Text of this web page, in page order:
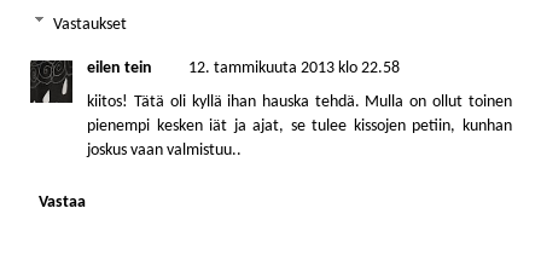
Vastaukset
eilen tein
12. tammikuuta 2013 klo 22.58
kiitos! Tätä oli kyllä ihan hauska tehdä. Mulla on ollut toinen
pienempi kesken iät ja ajat, se tulee kissojen petiin, kunhan
joskus vaan valmistuu..
Vastaa